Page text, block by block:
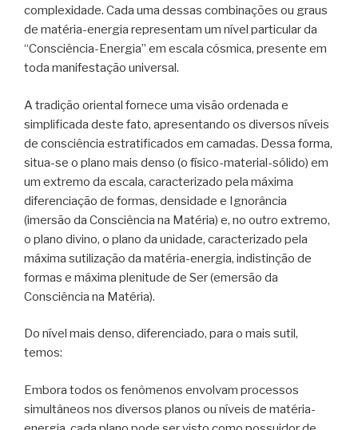
complexidade. Cada uma dessas combinações ou graus
de matéria-energia representam um nível particular da
“Consciência-Energia” em escala cósmica, presente em
toda manifestação universal.
A tradição oriental fornece uma visão ordenada e
simplificada deste fato, apresentando os diversos níveis
de consciência estratificados em camadas. Dessa forma,
situa-se o plano mais denso (o físico-material-sólido) em
um extremo da escala, caracterizado pela máxima
diferenciação de formas, densidade e Ignorância
(imersão da Consciência na Matéria) e, no outro extremo,
o plano divino, o plano da unidade, caracterizado pela
máxima sutilização da matéria-energia, indistinção de
formas e máxima plenitude de Ser (emersão da
Consciência na Matéria).
Do nível mais denso, diferenciado, para o mais sutil,
temos:
Embora todos os fenômenos envolvam processos
simultâneos nos diversos planos ou níveis de matéria-